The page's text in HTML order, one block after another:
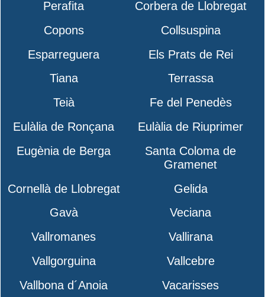
Perafita
Corbera de Llobregat
Copons
Collsuspina
Esparreguera
Els Prats de Rei
Tiana
Terrassa
Teià
Fe del Penedès
Eulàlia de Ronçana
Eulàlia de Riuprimer
Eugènia de Berga
Santa Coloma de
Gramenet
Cornellà de Llobregat
Gelida
Gavà
Veciana
Vallromanes
Vallirana
Vallgorguina
Vallcebre
Vallbona d´Anoia
Vacarisses